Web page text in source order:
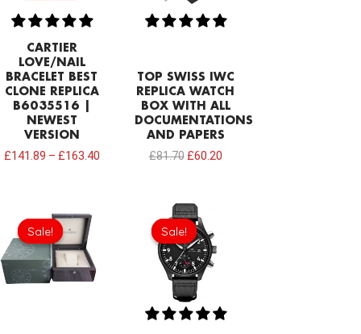
CARTIER
LOVE/NAIL
BRACELET BEST
CLONE REPLICA
B6035516 |
NEWEST
VERSION
£141.89 – £163.40
TOP SWISS IWC
REPLICA WATCH
BOX WITH ALL
DOCUMENTATIONS
AND PAPERS
£81.70 £60.20
Sale!
Sale!
price
was:
£215.00.
Sale!
Sale!
Original
price
was:
£301.00.